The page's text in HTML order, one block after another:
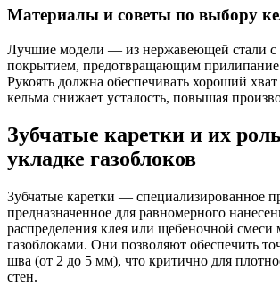
Материалы и советы по выбору
Лучшие модели — из нержавеющей стали
покрытием, предотвращающим прилипание
Рукоять должна обеспечивать хороший
кельма снижает усталость, повышая
Зубчатые каретки и их
укладке газоблоков
Зубчатые каретки — специализированное
предназначенное для равномерного
распределения клея или щебеночной смеси
газоблоками. Они позволяют обеспечить
шва (от 2 до 5 мм), что критично для
стен.